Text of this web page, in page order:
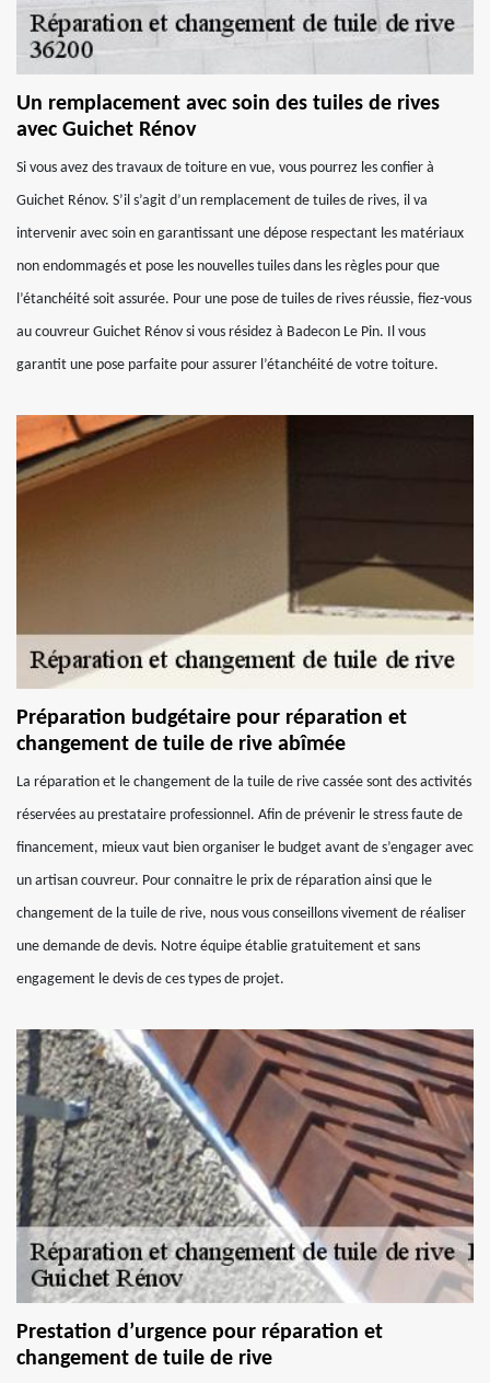
Un remplacement avec soin des tuiles de rives
avec Guichet Rénov
Si vous avez des travaux de toiture en vue, vous pourrez les confier à
Guichet Rénov. S’il s’agit d’un remplacement de tuiles de rives, il va
intervenir avec soin en garantissant une dépose respectant les matériaux
non endommagés et pose les nouvelles tuiles dans les règles pour que
l’étanchéité soit assurée. Pour une pose de tuiles de rives réussie, fiez-vous
au couvreur Guichet Rénov si vous résidez à Badecon Le Pin. Il vous
garantit une pose parfaite pour assurer l’étanchéité de votre toiture.
Préparation budgétaire pour réparation et
changement de tuile de rive abîmée
La réparation et le changement de la tuile de rive cassée sont des activités
réservées au prestataire professionnel. Afin de prévenir le stress faute de
financement, mieux vaut bien organiser le budget avant de s’engager avec
un artisan couvreur. Pour connaitre le prix de réparation ainsi que le
changement de la tuile de rive, nous vous conseillons vivement de réaliser
une demande de devis. Notre équipe établie gratuitement et sans
engagement le devis de ces types de projet.
Prestation d’urgence pour réparation et
changement de tuile de rive